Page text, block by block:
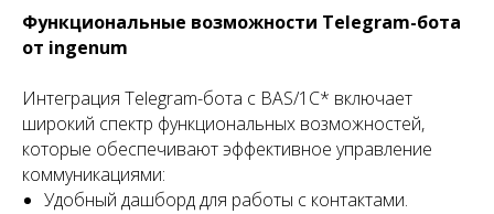
Функциональные возможности Telegram-бота
от ingenum
Интеграция Telegram-бота с BAS/1С* включает
широкий спектр функциональных возможностей,
которые обеспечивают эффективное управление
коммуникациями:
Удобный дашборд для работы с контактами.